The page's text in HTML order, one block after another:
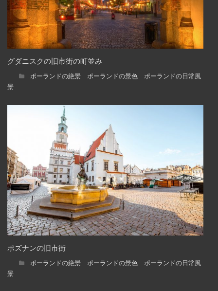
グダニスクの旧市街の町並み
ポーランドの絶景 ポーランドの景色 ポーランドの日常風
景
ポズナンの旧市街
ポーランドの絶景 ポーランドの景色 ポーランドの日常風
景